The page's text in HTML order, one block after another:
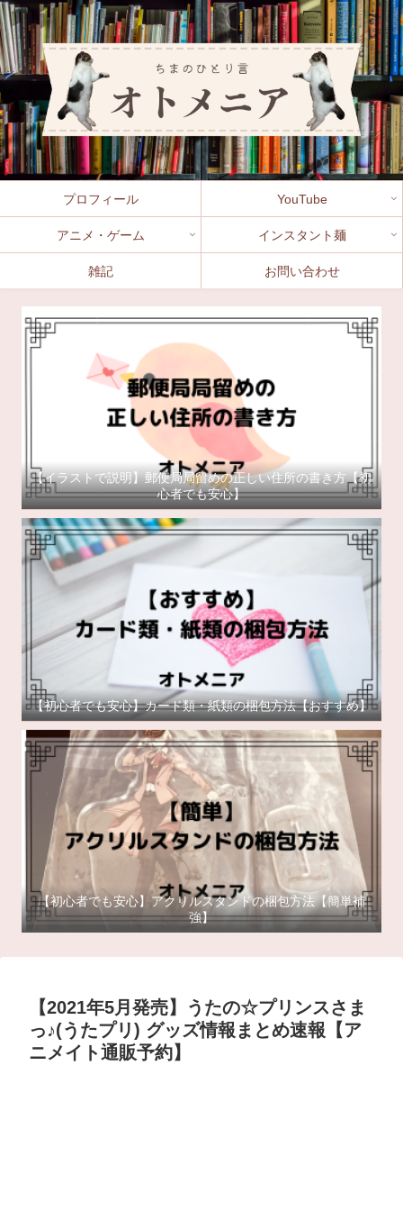
プロフィール YouTube
アニメ・ゲーム インスタント麺
雑記 お問い合わせ
【イラストで説明】郵便局局留めの正しい住所の書き方【初
心者でも安心】
【初心者でも安心】カード類・紙類の梱包方法【おすすめ】
【初心者でも安心】アクリルスタンドの梱包方法【簡単補
強】
【2021年5月発売】うたの☆プリンスさま
っ♪(うたプリ) グッズ情報まとめ速報【ア
ニメイト通販予約】